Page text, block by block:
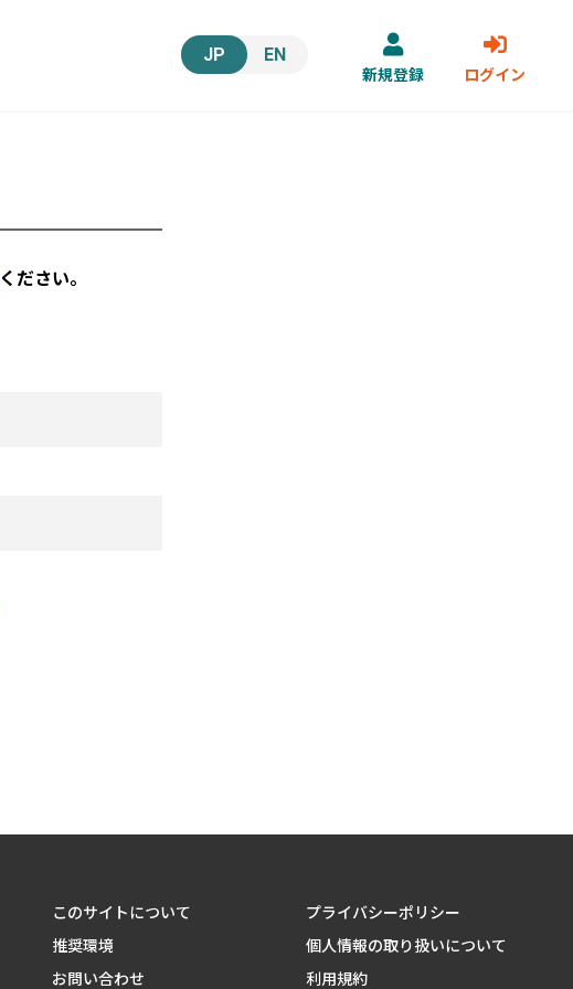
JP EN
新規登録
ログイン
ください。
このサイトについて
推奨環境
お問い合わせ
プライバシーポリシー
個人情報の取り扱いについて
利用規約